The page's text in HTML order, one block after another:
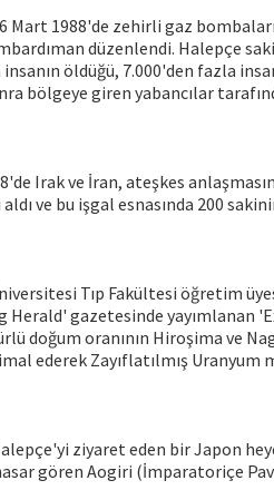
Mart 1988'de zehirli gaz
düzenlendi. Halepçe
öldüğü, 7.000'den fazla
bölgeye giren yabancılar
Irak ve İran, ateşkes
ve bu işgal esnasında 200
Tıp Fakültesi öğretim
Herald' gazetesinde yayımlanan
doğum oranının Hiroşima ve
ederek Zayıflatılmış
ziyaret eden bir Japon
gören Aogiri (İmparatoriçe